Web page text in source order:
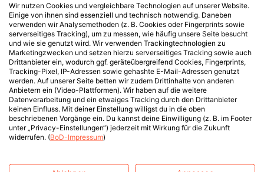
Wir nutzen Cookies und vergleichbare Technologien auf unserer Website.
Einige von ihnen sind essenziell und technisch notwendig. Daneben
verwenden wir Analysemethoden (z. B. Cookies oder Fingerprints sowie
serverseitiges Tracking), um zu messen, wie häufig unsere Seite besucht
und wie sie genutzt wird. Wir verwenden Trackingtechnologien zu
Marketingzwecken und setzen hierzu serverseitiges Tracking sowie auch
Drittanbieter ein, wodurch ggf. geräteübergreifend Cookies, Fingerprints,
Tracking-Pixel, IP-Adressen sowie gehashte E-Mail-Adressen genutzt
werden. Auf unserer Seite betten wir zudem Drittinhalte von anderen
Anbietern ein (Video-Plattformen). Wir haben auf die weitere
Datenverarbeitung und ein etwaiges Tracking durch den Drittanbieter
keinen Einfluss. Mit deiner Einstellung willigst du in die oben
beschriebenen Vorgänge ein. Du kannst deine Einwilligung (z. B. im Footer
unter „Privacy-Einstellungen“) jederzeit mit Wirkung für die Zukunft
widerrufen. (BoD-Impressum)